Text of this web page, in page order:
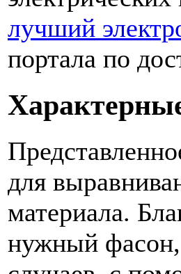
лучший
портала по
для
материала.
нужный